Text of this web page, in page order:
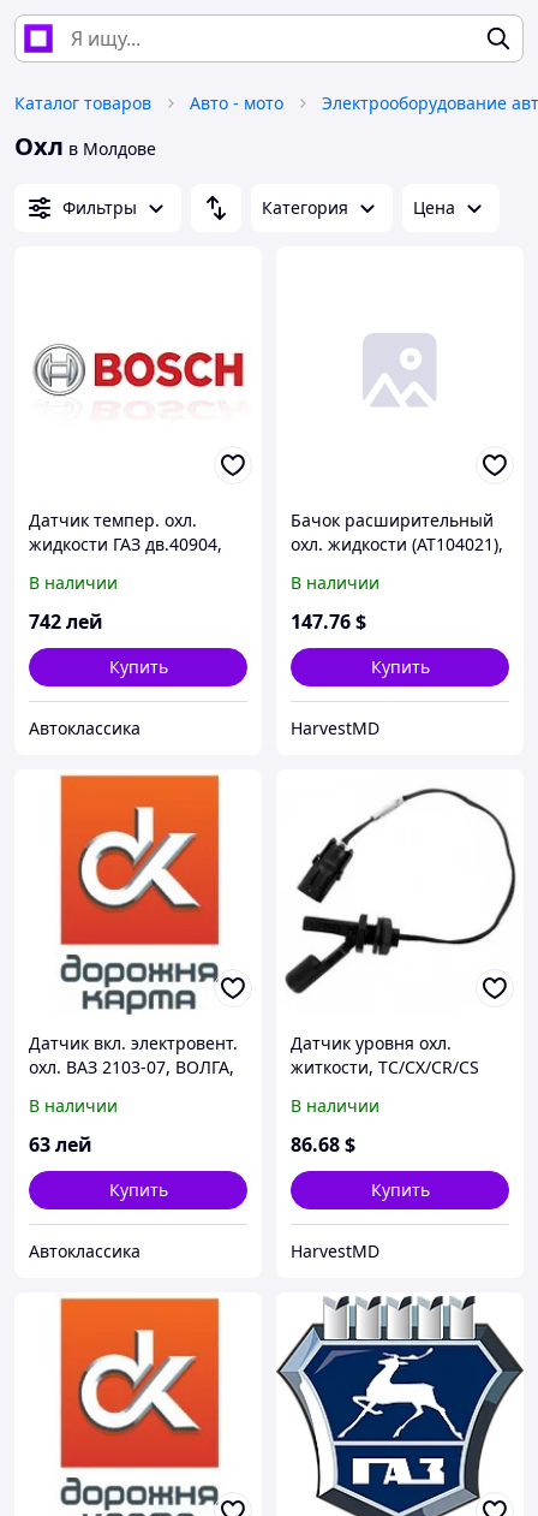
Каталог товаров Авто - мото Электрооборудование
Охл в Молдове
Фильтры Категория Цена
Датчик темпер. охл.
жидкости ГАЗ дв.40904,
ЗМЗ)
В наличии
742лей
Купить
Автоклассика
Бачок расширительный
охл. жидкости (AT104021),
/9640-9680WTS
В наличии
147.76$
Купить
HarvestMD
Датчик вкл. электровент.
охл. ВАЗ 2103-07, ВОЛГА,
В наличии
63лей
Купить
Автоклассика
Датчик уровня охл.
житкости, TC/CX/CR/CS
В наличии
86.68$
Купить
HarvestMD